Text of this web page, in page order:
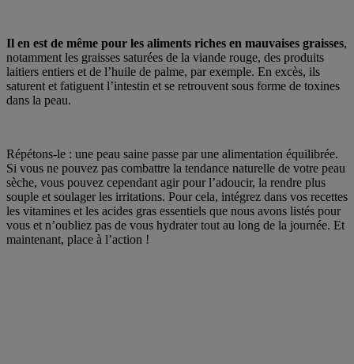
Il en est de même pour les aliments riches en mauvaises graisses,
notamment les graisses saturées de la viande rouge, des produits
laitiers entiers et de l’huile de palme, par exemple. En excès, ils
saturent et fatiguent l’intestin et se retrouvent sous forme de toxines
dans la peau.
Répétons-le : une peau saine passe par une alimentation équilibrée.
Si vous ne pouvez pas combattre la tendance naturelle de votre peau
sèche, vous pouvez cependant agir pour l’adoucir, la rendre plus
souple et soulager les irritations. Pour cela, intégrez dans vos recettes
les vitamines et les acides gras essentiels que nous avons listés pour
vous et n’oubliez pas de vous hydrater tout au long de la journée. Et
maintenant, place à l’action !